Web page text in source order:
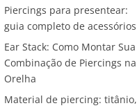
Piercings para presentear:
guia completo de acessórios
Ear Stack: Como Montar Sua
Combinação de Piercings na
Orelha
Material de piercing: titânio,